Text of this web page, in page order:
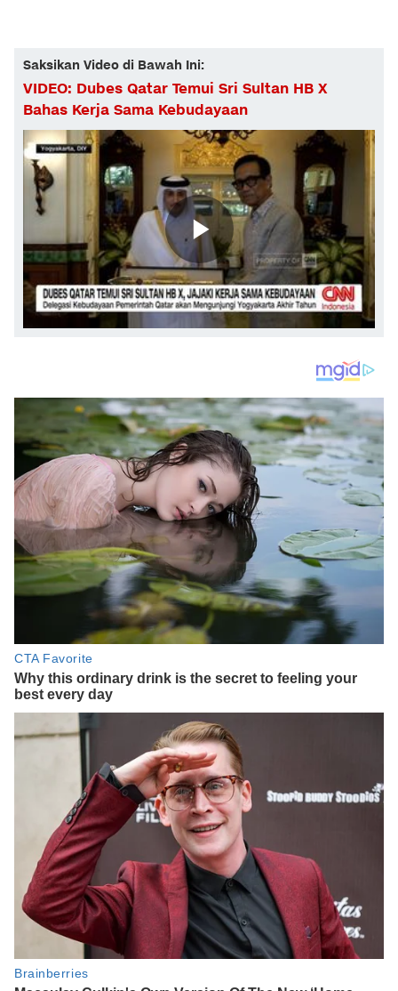
Saksikan Video di Bawah Ini:
VIDEO: Dubes Qatar Temui Sri Sultan HB X
Bahas Kerja Sama Kebudayaan